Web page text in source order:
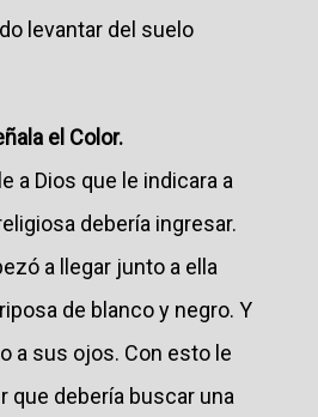
levantar del suelo
el Color.
a Dios que le indicara a
debería ingresar.
a llegar junto a ella
de blanco y negro. Y
a sus ojos. Con esto le
que debería buscar una